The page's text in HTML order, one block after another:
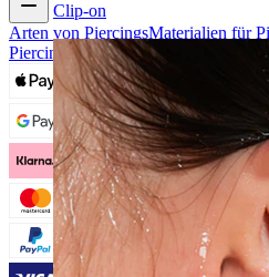
Clip-on
Arten von PiercingsMaterialien für
Piercingprobleme und Pflege